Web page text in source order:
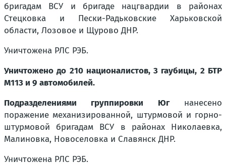
бригадам ВСУ и бригаде нацгвардии в районах
Стецковка и Пески-Радьковские Харьковской
области, Лозовое и Щурово ДНР.
Уничтожена РЛС РЭБ.
Уничтожено до 210 националистов, 3 гаубицы, 2 БТР
M113 и 9 автомобилей.
Подразделениями группировки Югнанесено
поражение механизированной, штурмовой и горно-
штурмовой бригадам ВСУ в районах Николаевка,
Малиновка, Новоселовка и Славянск ДНР.
Уничтожена РЛС РЭБ.